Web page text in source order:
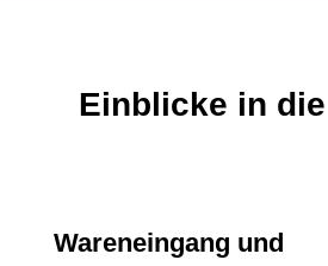
Einblicke in
Wareneingang und